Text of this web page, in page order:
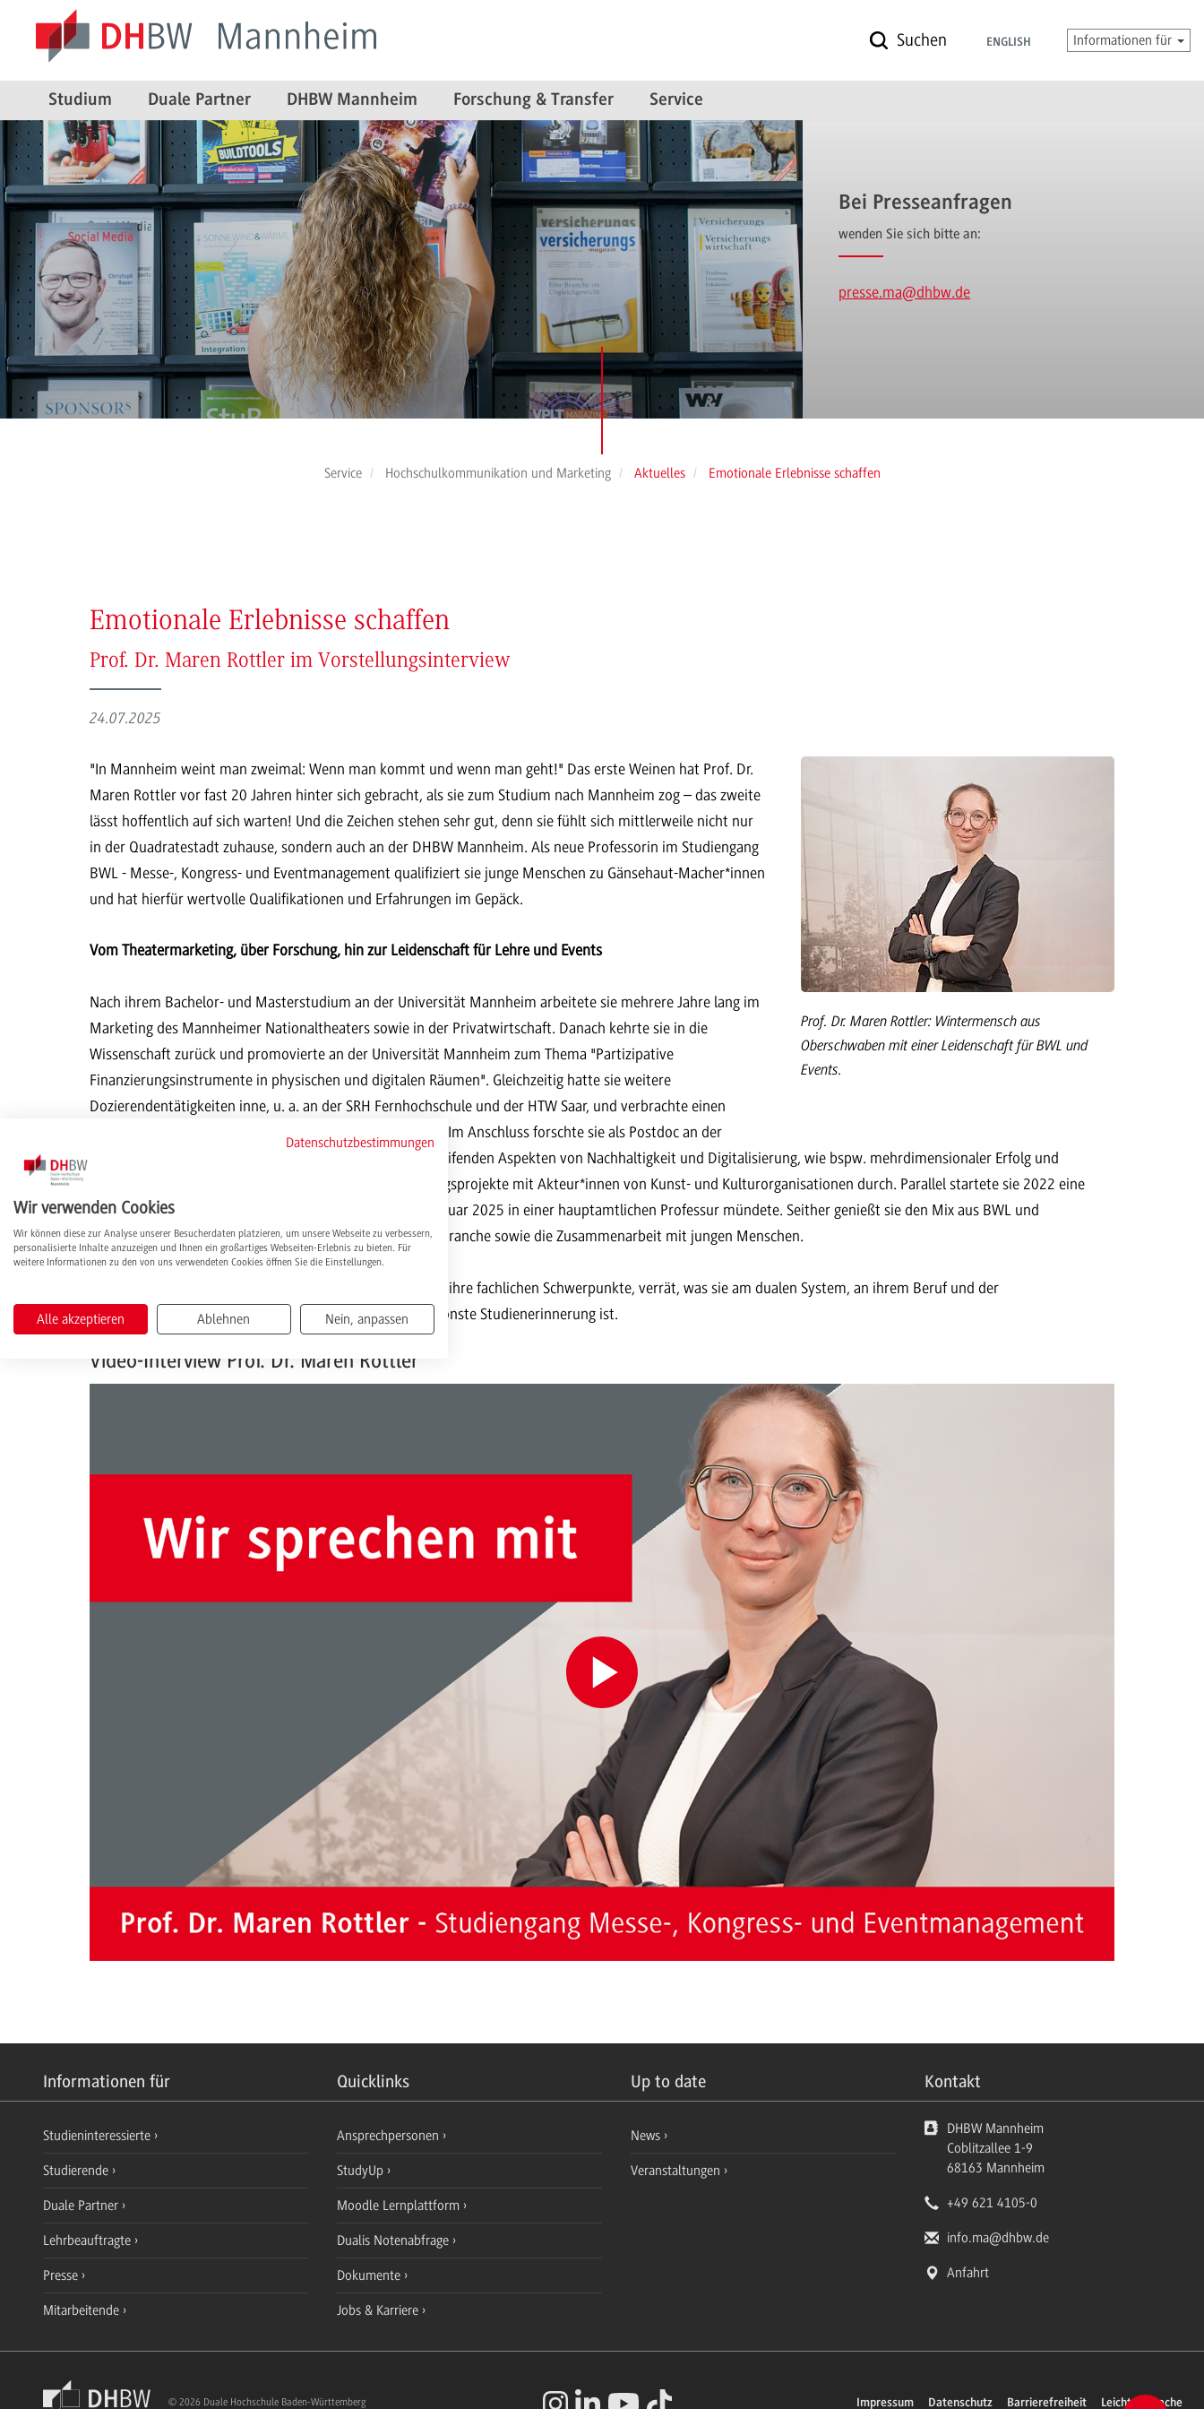
Suchen ENGLISH Informationen für
Studium Duale Partner DHBW Mannheim Forschung & Transfer Service
Bei Presseanfragen
wenden Sie sich bitte an:
presse.ma@dhbw.de
Service Hochschulkommunikation und Marketing Aktuelles Emotionale Erlebnisse schaffen
Emotionale Erlebnisse schaffen
Prof. Dr. Maren Rottler im Vorstellungsinterview
24.07.2025
Prof. Dr. Maren Rottler: Wintermensch aus
Oberschwaben mit einer Leidenschaft für BWL und
Events.
"In Mannheim weint man zweimal: Wenn man kommt und wenn man geht!" Das erste Weinen hat Prof. Dr.
Maren Rottler vor fast 20 Jahren hinter sich gebracht, als sie zum Studium nach Mannheim zog – das zweite
lässt hoffentlich auf sich warten! Und die Zeichen stehen sehr gut, denn sie fühlt sich mittlerweile nicht nur
in der Quadratestadt zuhause, sondern auch an der DHBW Mannheim. Als neue Professorin im Studiengang
BWL - Messe-, Kongress- und Eventmanagement qualifiziert sie junge Menschen zu Gänsehaut-Macher*innen
und hat hierfür wertvolle Qualifikationen und Erfahrungen im Gepäck.
Vom Theatermarketing, über Forschung, hin zur Leidenschaft für Lehre und Events
Nach ihrem Bachelor- und Masterstudium an der Universität Mannheim arbeitete sie mehrere Jahre lang im
Marketing des Mannheimer Nationaltheaters sowie in der Privatwirtschaft. Danach kehrte sie in die
Wissenschaft zurück und promovierte an der Universität Mannheim zum Thema "Partizipative
Finanzierungsinstrumente in physischen und digitalen Räumen". Gleichzeitig hatte sie weitere
Dozierendentätigkeiten inne, u. a. an der SRH Fernhochschule und der HTW Saar, und verbrachte einen
zweimonatigen Gastaufenthalt an der Universität Oxford. Im Anschluss forschte sie als Postdoc an der
Universität Mannheim zu funktions- und sektorenübergreifenden Aspekten von Nachhaltigkeit und Digitalisierung, wie bspw. mehrdimensionaler Erfolg und
Diversity Management, und führte kooperative Forschungsprojekte mit Akteur*innen von Kunst- und Kulturorganisationen durch. Parallel startete sie 2022 eine
externe Lehrtätigkeit an der DHBW Mannheim, die im Januar 2025 in einer hauptamtlichen Professur mündete. Seither genießt sie den Mix aus BWL und
Eventmanagement, die Vielseitigkeit des Berufs und der Branche sowie die Zusammenarbeit mit jungen Menschen.
Im Video-Interview gibt Prof. Dr. Maren Rottler Einblick in ihre fachlichen Schwerpunkte, verrät, was sie am dualen System, an ihrem Beruf und der
Veranstaltungsbranche großartig findet und was ihre schönste Studienerinnerung ist.
Video-Interview Prof. Dr. Maren Rottler
Informationen für Quicklinks Up to date Kontakt
Studieninteressierte
Studierende
Duale Partner
Lehrbeauftragte
Presse
Mitarbeitende
Ansprechpersonen
StudyUp
Moodle Lernplattform
Dualis Notenabfrage
Dokumente
Jobs & Karriere
News
Veranstaltungen
DHBW Mannheim
Coblitzallee 1-9
68163 Mannheim
+49 621 4105-0
info.ma@dhbw.de
Anfahrt
Impressum Datenschutz Barrierefreiheit Leichte Sprache
© 2026 Duale Hochschule Baden-Württemberg
Datenschutzbestimmungen
Wir verwenden Cookies
Wir können diese zur Analyse unserer Besucherdaten platzieren, um unsere Webseite zu verbessern,
personalisierte Inhalte anzuzeigen und Ihnen ein großartiges Webseiten-Erlebnis zu bieten. Für
weitere Informationen zu den von uns verwendeten Cookies öffnen Sie die Einstellungen.
Alle akzeptieren Ablehnen Nein, anpassen